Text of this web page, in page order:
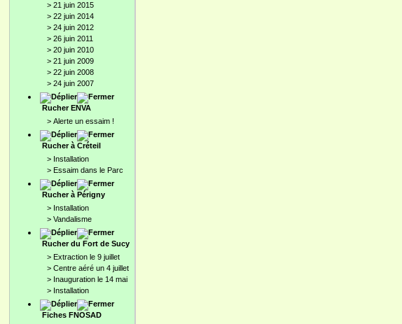
> 21 juin 2015
> 22 juin 2014
> 24 juin 2012
> 26 juin 2011
> 20 juin 2010
> 21 juin 2009
> 22 juin 2008
> 24 juin 2007
Rucher ENVA
> Alerte un essaim !
Rucher à Créteil
> Installation
> Essaim dans le Parc
Rucher à Périgny
> Installation
> Vandalisme
Rucher du Fort de Sucy
> Extraction le 9 juillet
> Centre aéré un 4 juillet
> Inauguration le 14 mai
> Installation
Fiches FNOSAD